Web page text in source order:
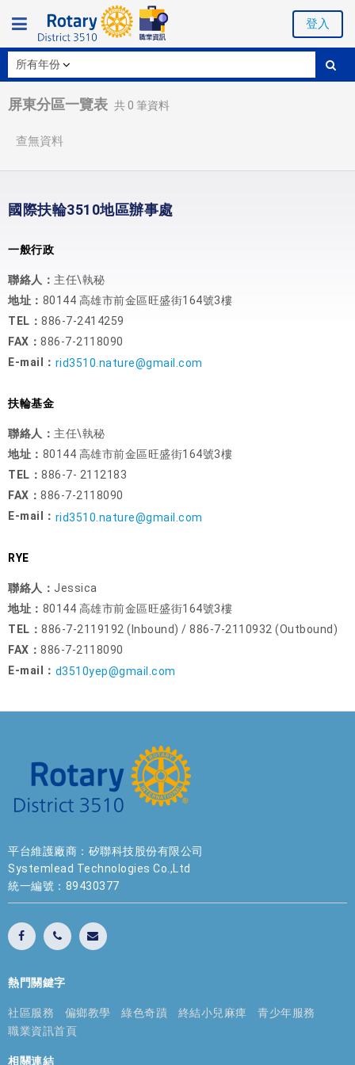
登入
屏東分區一覽表 共0 筆資料
查無資料
國際扶輪3510地區辦事處
一般行政
聯絡人： 主任\執秘
地址： 80144 高雄市前金區旺盛街164號3樓
TEL： 886-7-2414259
FAX： 886-7-2118090
E-mail： rid3510.nature@gmail.com
扶輪基金
聯絡人： 主任\執秘
地址： 80144 高雄市前金區旺盛街164號3樓
TEL： 886-7- 2112183
FAX： 886-7-2118090
E-mail： rid3510.nature@gmail.com
RYE
聯絡人： Jessica
地址： 80144 高雄市前金區旺盛街164號3樓
TEL： 886-7-2119192 (Inbound) / 886-7-2110932 (Outbound)
FAX： 886-7-2118090
E-mail： d3510yep@gmail.com
平台維護廠商：矽聯科技股份有限公司
Systemlead Technologies Co.,Ltd
統一編號：89430377
熱門關鍵字
社區服務 偏鄉教學 綠色奇蹟 終結小兒麻痺
青少年服務
職業資訊首頁
相關連結